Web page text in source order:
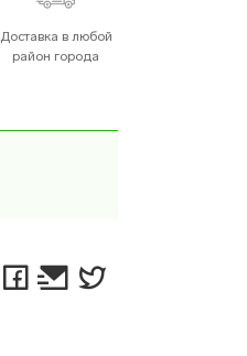
Доставка в любой
район города